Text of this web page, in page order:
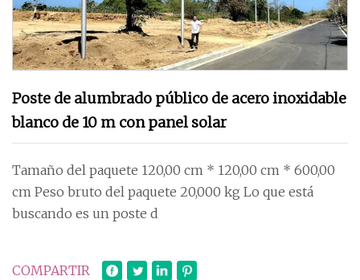
Poste de alumbrado público de acero inoxidable
blanco de 10 m con panel solar
Tamaño del paquete 120,00 cm * 120,00 cm * 600,00
cm Peso bruto del paquete 20,000 kg Lo que está
buscando es un poste d
COMPARTIR